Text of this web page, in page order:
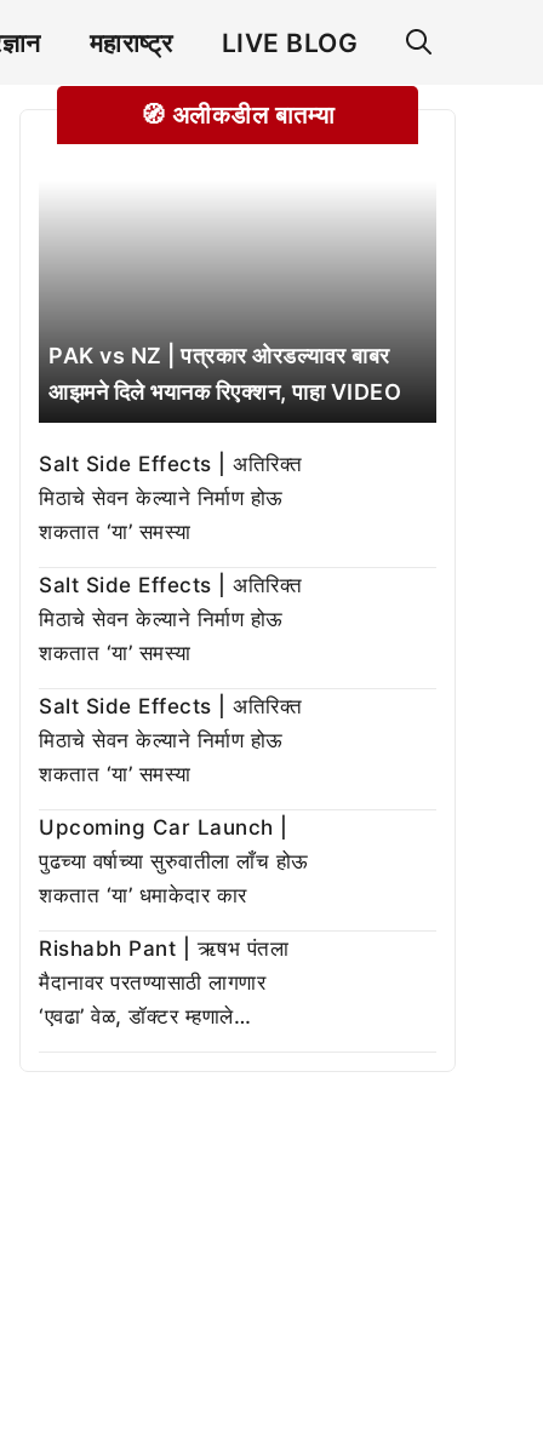
महाराष्ट्र LIVE BLOG
🧭 अलीकडील बातम्या
PAK vs NZ | पत्रकार ओरडल्यावर बाबर
आझमने दिले भयानक रिएक्शन, पाहा VIDEO
Salt Side Effects | अतिरिक्त
मिठाचे सेवन केल्याने निर्माण होऊ
शकतात ‘या’ समस्या
Salt Side Effects | अतिरिक्त
मिठाचे सेवन केल्याने निर्माण होऊ
शकतात ‘या’ समस्या
Salt Side Effects | अतिरिक्त
मिठाचे सेवन केल्याने निर्माण होऊ
शकतात ‘या’ समस्या
Upcoming Car Launch |
पुढच्या वर्षाच्या सुरुवातीला लाँच होऊ
शकतात ‘या’ धमाकेदार कार
Rishabh Pant | ऋषभ पंतला
मैदानावर परतण्यासाठी लागणार
‘एवढा’ वेळ, डॉक्टर म्हणाले…